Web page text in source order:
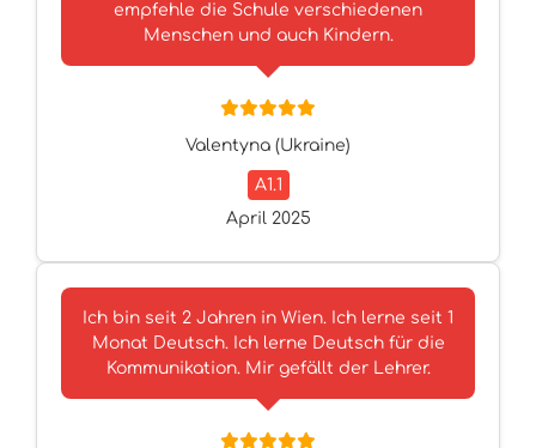
empfehle die Schule verschiedenen
Menschen und auch Kindern.
Valentyna (Ukraine)
A1.1
April 2025
Ich bin seit 2 Jahren in Wien. Ich lerne seit 1
Monat Deutsch. Ich lerne Deutsch für die
Kommunikation. Mir gefällt der Lehrer.